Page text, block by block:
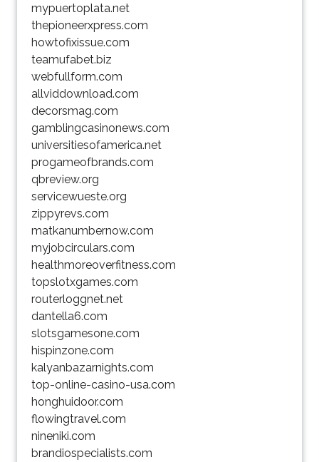
mypuertoplata.net
thepioneerxpress.com
howtofixissue.com
teamufabet.biz
webfullform.com
allviddownload.com
decorsmag.com
gamblingcasinonews.com
universitiesofamerica.net
progameofbrands.com
qbreview.org
servicewueste.org
zippyrevs.com
matkanumbernow.com
myjobcirculars.com
healthmoreoverfitness.com
topslotxgames.com
routerloggnet.net
dantella6.com
slotsgamesone.com
hispinzone.com
kalyanbazarnights.com
top-online-casino-usa.com
honghuidoor.com
flowingtravel.com
nineniki.com
brandiospecialists.com